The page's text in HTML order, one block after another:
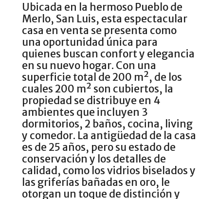
Ubicada en la hermoso Pueblo de
Merlo, San Luis, esta espectacular
casa en venta se presenta como
una oportunidad única para
quienes buscan confort y elegancia
en su nuevo hogar. Con una
superficie total de 200 m², de los
cuales 200 m² son cubiertos, la
propiedad se distribuye en 4
ambientes que incluyen 3
dormitorios, 2 baños, cocina, living
y comedor. La antigüedad de la casa
es de 25 años, pero su estado de
conservación y los detalles de
calidad, como los vidrios biselados y
las griferías bañadas en oro, le
otorgan un toque de distinción y